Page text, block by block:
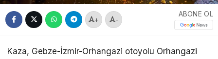
+ -
ABONE OL
Kaza, Gebze-İzmir-Orhangazi otoyolu Orhangazi